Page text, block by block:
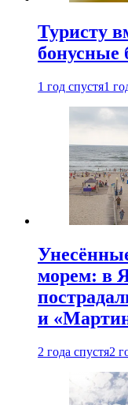
Туристу
бонусные
1 год спустя1
морем: в
и
2 года спустя2